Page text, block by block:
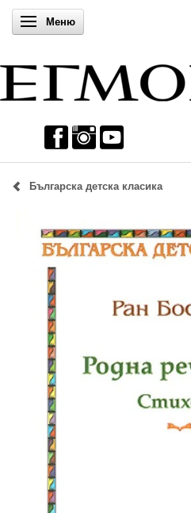
Включи навигацията
Меню
Българска детска класика